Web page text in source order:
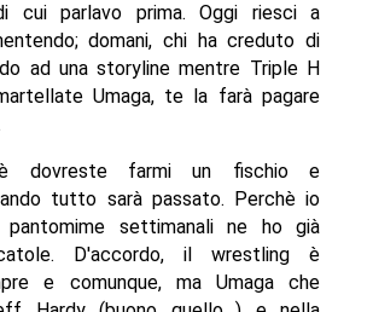
cui parlavo prima. Oggi riesci a
domani, chi ha creduto di
ad una storyline mentre Triple H
Umaga, te la farà pagare
dovreste farmi un fischio e
tutto sarà passato. Perchè io
settimanali ne ho già
D'accordo, il wrestling è
e comunque, ma Umaga che